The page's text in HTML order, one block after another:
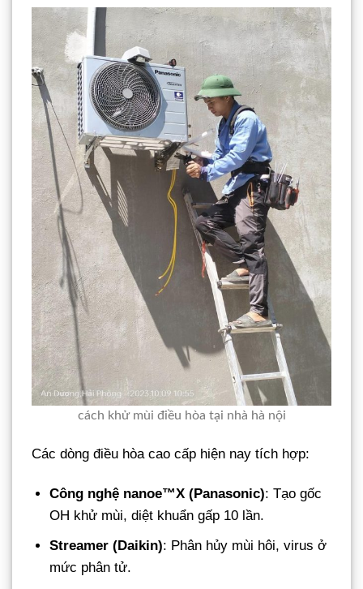
cách khử mùi điều hòa tại nhà hà nội
Các dòng điều hòa cao cấp hiện nay tích hợp:
Công nghệ nanoe™X (Panasonic): Tạo gốc
OH khử mùi, diệt khuẩn gấp 10 lần.
Streamer (Daikin): Phân hủy mùi hôi, virus ở
mức phân tử.